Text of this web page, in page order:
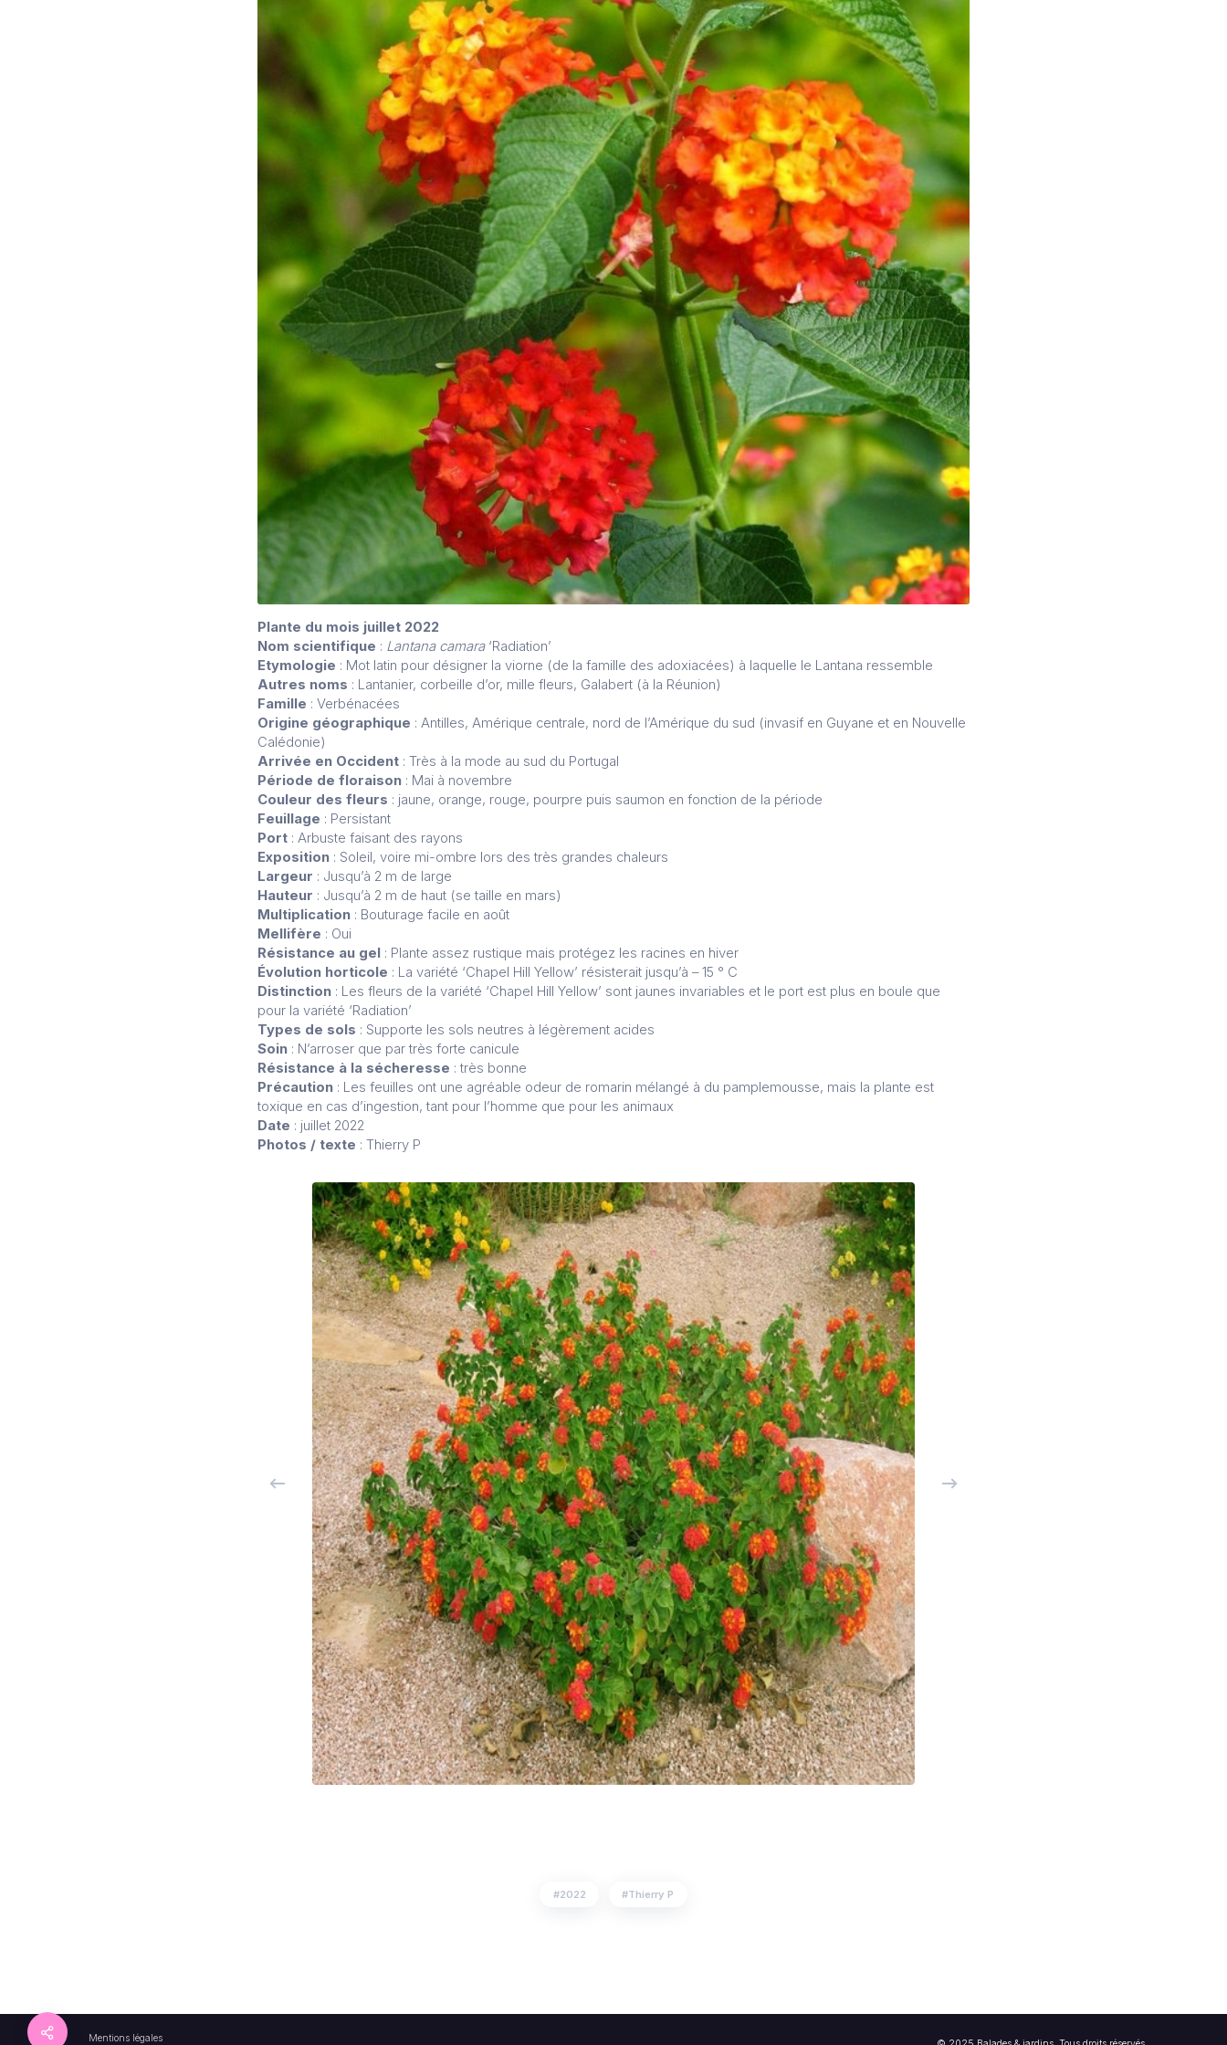
Plante du mois juillet 2022
Nom scientifique : Lantana camara ‘Radiation’
Etymologie : Mot latin pour désigner la viorne (de la famille des adoxiacées) à laquelle le Lantana ressemble
Autres noms : Lantanier, corbeille d’or, mille fleurs, Galabert (à la Réunion)
Famille : Verbénacées
Origine géographique : Antilles, Amérique centrale, nord de l’Amérique du sud (invasif en Guyane et en Nouvelle
Calédonie)
Arrivée en Occident : Très à la mode au sud du Portugal
Période de floraison : Mai à novembre
Couleur des fleurs : jaune, orange, rouge, pourpre puis saumon en fonction de la période
Feuillage : Persistant
Port : Arbuste faisant des rayons
Exposition : Soleil, voire mi-ombre lors des très grandes chaleurs
Largeur : Jusqu’à 2 m de large
Hauteur : Jusqu’à 2 m de haut (se taille en mars)
Multiplication : Bouturage facile en août
Mellifère : Oui
Résistance au gel : Plante assez rustique mais protégez les racines en hiver
Évolution horticole : La variété ‘Chapel Hill Yellow’ résisterait jusqu’à – 15 ° C
Distinction : Les fleurs de la variété ‘Chapel Hill Yellow’ sont jaunes invariables et le port est plus en boule que
pour la variété ‘Radiation’
Types de sols : Supporte les sols neutres à légèrement acides
Soin : N’arroser que par très forte canicule
Résistance à la sécheresse : très bonne
Précaution : Les feuilles ont une agréable odeur de romarin mélangé à du pamplemousse, mais la plante est
toxique en cas d’ingestion, tant pour l’homme que pour les animaux
Date : juillet 2022
Photos / texte : Thierry P
2022 Thierry P
Mentions légales